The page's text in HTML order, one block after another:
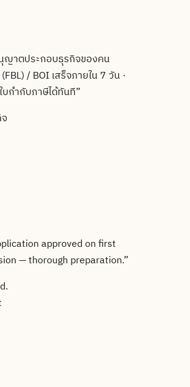
ญาตประกอบธุรกิจของคน
/ BOI เสร็จภายใน 7 วัน ·
บกำกับภาษีได้ทันที”
approved on first
— thorough preparation.”